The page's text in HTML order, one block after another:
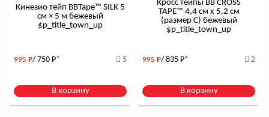
Кинезио тейп BBTape™ SILK 5
см × 5 м бежевый
$р_title_town_up
995 Р/ 750 Р* 5
В корзину
Кросс тейпы BB CROSS
TAPE™ 4,4 см x 5,2 см
(размер С) бежевый
$р_title_town_up
995 Р/ 835 Р* 2
В корзину